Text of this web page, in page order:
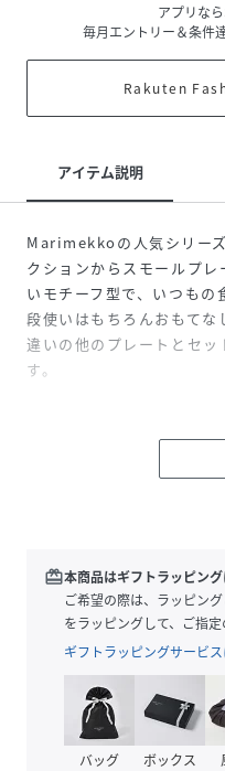
アプリな
毎月エントリー＆条件
Rakuten
アイテム説明
Marimekkoの人気シリー
クションからスモールプ
いモチーフ型で、いつも
段使いはもちろんおもて
違いの他のプレートとセ
す。
ジでご使用いただけます
がしてご使用ください。
テキスタイル：Unikko(
DESIGNER：MaijaIsola
性別タイプ レディー
-
redeem本商品はギフトラッピン
ご希望の際は、ラッピン
をラッピングして、ご指定
ギフトラッピングサービ
バッグ ボックス